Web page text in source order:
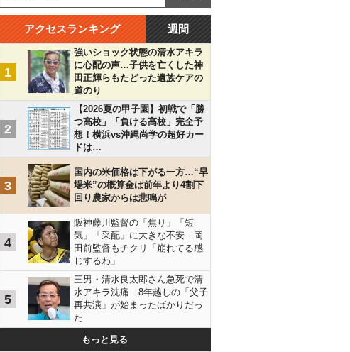
アクセスランキング 週間
1
強いショック状態の清水アキラ
に心配の声…子供を亡くした神
田正輝らもたどった遺族ケアの
道のり
2
【2026夏の甲子園】初戦で「勝
つ高校」「負ける高校」完全予
想！横浜vs沖縄尚学の超好カー
ドは…
3
国内の米価格は下がる一方…“早
場米”の概算金は前年より4割下
回り農家からは悲鳴が
4
阪神藤川監督の「焦り」「短
気」「采配」に大きな不安…岡
田前監督もチクリ「崩れてる感
じするわ」
5
三男・清水良太郎さん急死で清
水アキラ沈痛…8年越しの「父子
再共演」が始まったばかりだっ
た
もっと見る